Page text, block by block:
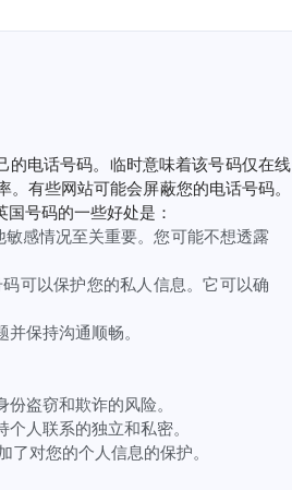
的电话号码。临时意味着该号码仅在线
有些网站可能会屏蔽您的电话号码。
号码的一些好处是：
感情况至关重要。您可能不想透露
可以保护您的私人信息。它可以确
保持沟通顺畅。
盗窃和欺诈的风险。
人联系的独立和私密。
了对您的个人信息的保护。